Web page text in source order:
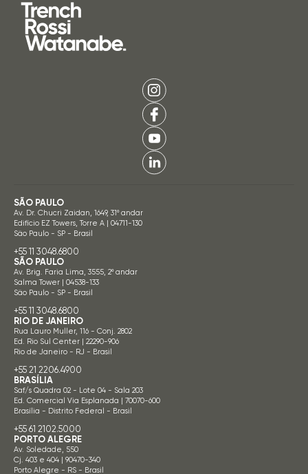
SÃO PAULO
Av. Dr. Chucri Zaidan, 1649, 31º andar
Edifício EZ Towers, Torre A | 04711-130
São Paulo - SP - Brasil
+55 11 3048.6800
SÃO PAULO
Av. Brig. Faria Lima, 3555, 2º andar
Salma Tower | 04538-133
São Paulo - SP - Brasil
+55 11 3048.6800
RIO DE JANEIRO
Rua Lauro Muller, 116 - Conj. 2802
Ed. Rio Sul Center | 22290-906
Rio de Janeiro - RJ - Brasil
+55 21 2206.4900
BRASÍLIA
Saf/s Quadra 02 - Lote 04 - Sala 203
Ed. Comercial Via Esplanada | 70070-600
Brasília - Distrito Federal - Brasil
+55 61 2102.5000
PORTO ALEGRE
Av. Soledade, 550
Cj. 403 e 404 | 90470-340
Porto Alegre - RS - Brasil